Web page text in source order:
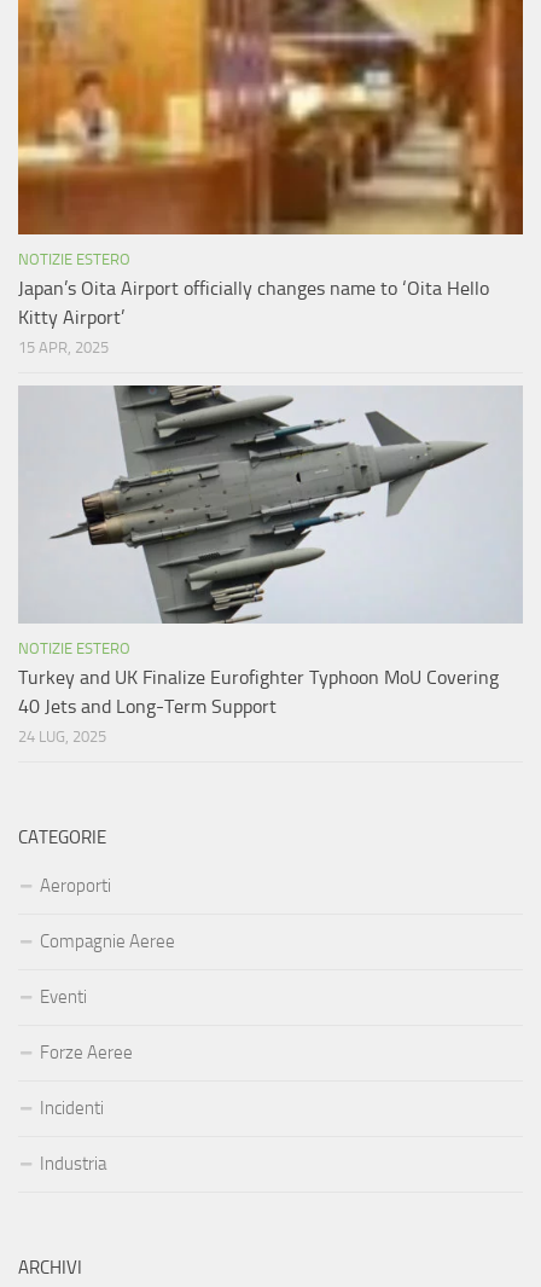
NOTIZIE ESTERO
Japan’s Oita Airport officially changes name to ‘Oita Hello
Kitty Airport’
15 APR, 2025
NOTIZIE ESTERO
Turkey and UK Finalize Eurofighter Typhoon MoU Covering
40 Jets and Long-Term Support
24 LUG, 2025
CATEGORIE
Aeroporti
Compagnie Aeree
Eventi
Forze Aeree
Incidenti
Industria
ARCHIVI